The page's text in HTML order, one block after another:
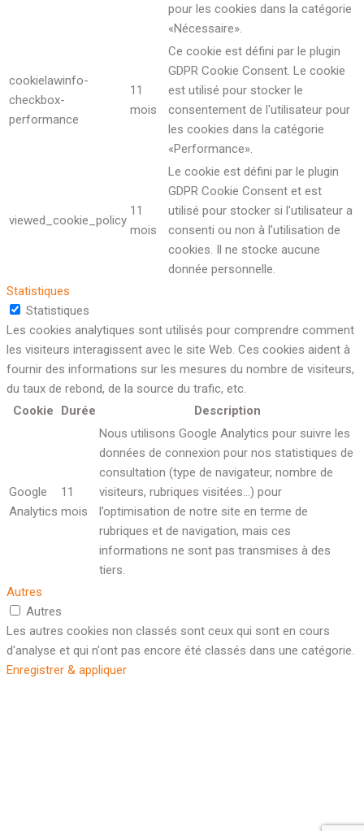
pour les cookies dans la catégorie
«Nécessaire».
cookielawinfo-
checkbox-
performance
11
mois
Ce cookie est défini par le plugin
GDPR Cookie Consent. Le cookie
est utilisé pour stocker le
consentement de l'utilisateur pour
les cookies dans la catégorie
«Performance».
viewed_cookie_policy
11
mois
Le cookie est défini par le plugin
GDPR Cookie Consent et est
utilisé pour stocker si l'utilisateur a
consenti ou non à l'utilisation de
cookies. Il ne stocke aucune
donnée personnelle.
Statistiques
Statistiques
Les cookies analytiques sont utilisés pour comprendre comment
les visiteurs interagissent avec le site Web. Ces cookies aident à
fournir des informations sur les mesures du nombre de visiteurs,
du taux de rebond, de la source du trafic, etc.
Cookie
Durée Description
Google
Analytics
11
mois
Nous utilisons Google Analytics pour suivre les
données de connexion pour nos statistiques de
consultation (type de navigateur, nombre de
visiteurs, rubriques visitées…) pour
l’optimisation de notre site en terme de
rubriques et de navigation, mais ces
informations ne sont pas transmises à des
tiers.
Autres
Autres
Les autres cookies non classés sont ceux qui sont en cours
d'analyse et qui n'ont pas encore été classés dans une catégorie.
Enregistrer & appliquer